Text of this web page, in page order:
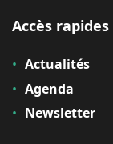
Accès rapides
Actualités
Agenda
Newsletter